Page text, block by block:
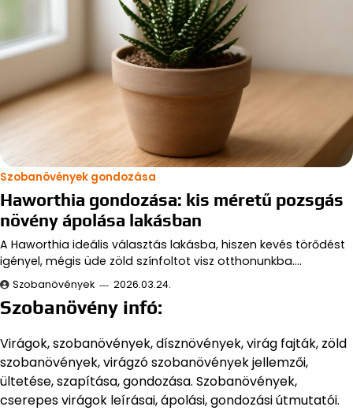
Szobanövények gondozása
Haworthia gondozása: kis méretű pozsgás
növény ápolása lakásban
A Haworthia ideális választás lakásba, hiszen kevés törődést
igényel, mégis üde zöld színfoltot visz otthonunkba.…
Szobanövények 2026.03.24.
Szobanövény infó:
Virágok, szobanövények, dísznövények, virág fajták, zöld
szobanövények, virágzó szobanövények jellemzői,
ültetése, szapítása, gondozása. Szobanövények,
cserepes virágok leírásai, ápolási, gondozási útmutatói.